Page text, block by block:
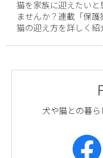
猫を家族に迎えたい
ませんか？連載「保
猫の迎え方を詳しく紹
犬や猫との暮ら